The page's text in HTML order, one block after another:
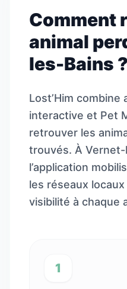
Comment
animal
les-Bains ?
Lost’Him
interactive et Pet
retrouver les
trouvés. À Vernet-
l’application
les réseaux
visibilité à chaque
1